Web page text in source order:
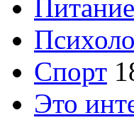
Питание
Спорт
Это